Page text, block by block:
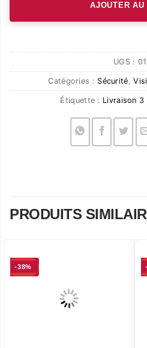
AJOUTER AU
UGS :
Catégories : Sécurité,
Étiquette : Livraison 3
PRODUITS
-38%